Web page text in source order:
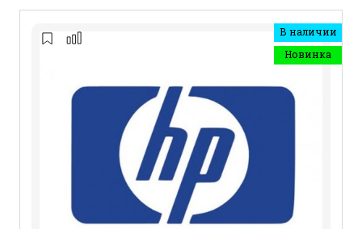
В наличии
Новинка